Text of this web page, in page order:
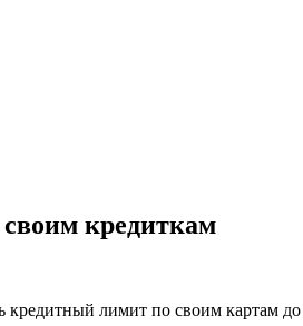
кредиткам
лимит по своим картам